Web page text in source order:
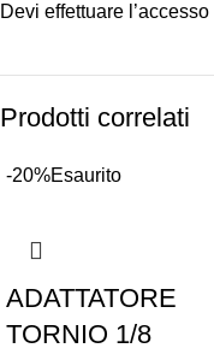
Devi effettuare l’accesso
Prodotti correlati
-20%Esaurito
ADATTATORE
TORNIO 1/8